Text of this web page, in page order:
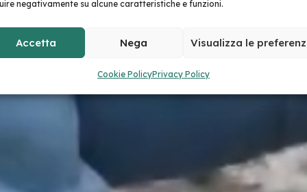
negativamente su alcune caratteristiche e funzioni.
Accetta Nega Visualizza le
Cookie PolicyPrivacy Policy